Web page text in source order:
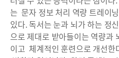
는 문자 정보 처리 역량 트레이
있다. 독서는 눈과 뇌가 하는 정
으로 제대로 받아들이는 역량과
이고 체계적인 훈련으로 개선한